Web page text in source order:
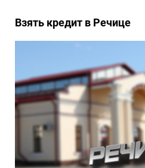
Взять кредит в Речице